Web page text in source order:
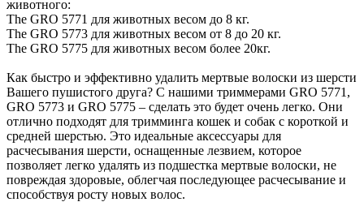
животного:
The GRO 5771 для животных весом до 8 кг.
The GRO 5773 для животных весом от 8 до 20 кг.
The GRO 5775 для животных весом более 20кг.
Как быстро и эффективно удалить мертвые волоски из шерсти
Вашего пушистого друга? С нашими триммерами GRO 5771,
GRO 5773 и GRO 5775 – сделать это будет очень легко. Они
отлично подходят для тримминга кошек и собак с короткой и
средней шерстью. Это идеальные аксессуары для
расчесывания шерсти, оснащенные лезвием, которое
позволяет легко удалять из подшестка мертвые волоски, не
повреждая здоровые, облегчая последующее расчесывание и
способствуя росту новых волос.